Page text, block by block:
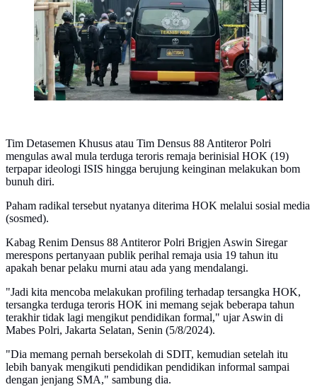
Tim Detasemen Khusus atau Tim Densus 88 Antiteror Polri
mengulas awal mula terduga teroris remaja berinisial HOK (19)
terpapar ideologi ISIS hingga berujung keinginan melakukan bom
bunuh diri.
Paham radikal tersebut nyatanya diterima HOK melalui sosial media
(sosmed).
Kabag Renim Densus 88 Antiteror Polri Brigjen Aswin Siregar
merespons pertanyaan publik perihal remaja usia 19 tahun itu
apakah benar pelaku murni atau ada yang mendalangi.
"Jadi kita mencoba melakukan profiling terhadap tersangka HOK,
tersangka terduga teroris HOK ini memang sejak beberapa tahun
terakhir tidak lagi mengikut pendidikan formal," ujar Aswin di
Mabes Polri, Jakarta Selatan, Senin (5/8/2024).
"Dia memang pernah bersekolah di SDIT, kemudian setelah itu
lebih banyak mengikuti pendidikan pendidikan informal sampai
dengan jenjang SMA," sambung dia.